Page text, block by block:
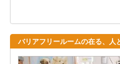
バリアフリールームの在る、人